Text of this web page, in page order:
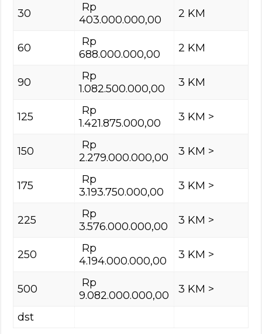
30
Rp
403.000.000,00
2 KM
60
Rp
688.000.000,00
2 KM
90
Rp
1.082.500.000,00
3 KM
125
Rp
1.421.875.000,00
3 KM >
150
Rp
2.279.000.000,00
3 KM >
175
Rp
3.193.750.000,00
3 KM >
225
Rp
3.576.000.000,00
3 KM >
250
Rp
4.194.000.000,00
3 KM >
500
Rp
9.082.000.000,00
3 KM >
dst